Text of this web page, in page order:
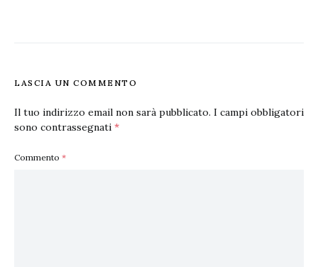
LASCIA UN COMMENTO
Il tuo indirizzo email non sarà pubblicato. I campi obbligatori
sono contrassegnati *
Commento *